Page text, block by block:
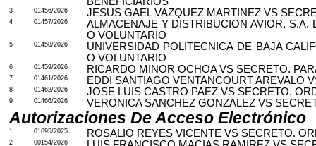
3 01456/2026 JESUS GAEL VAZQUEZ MARTINEZ VS
4 01457/2026
ALMACENAJE Y DISTRIBUCION AVIOR, S.A.
O VOLUNTARIO
5 01458/2026
UNIVERSIDAD POLITECNICA DE BAJA
O VOLUNTARIO
6 01459/2026 RICARDO MINOR OCHOA VS SECRETO.
7 01461/2026 EDDI SANTIAGO VENTANCOURT AREVALO
8 01462/2026 JOSE LUIS CASTRO PAEZ VS SECRETO.
9 01466/2026 VERONICA SANCHEZ GONZALEZ VS
Autorizaciones De Acceso Electrónico
1 01695/2025 ROSALIO REYES VICENTE VS SECRETO.
2 00154/2026